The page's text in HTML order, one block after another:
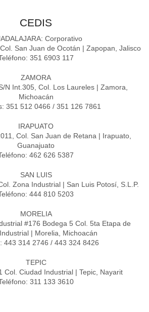
CEDIS
Corporativo
San Juan de Ocotán | Zapopan, Jalisco
351 6903 117
ZAMORA
N Int.305, Col. Los Laureles | Zamora,
Michoacán
351 512 0466 / 351 126 7861
IRAPUATO
Col. San Juan de Retana | Irapuato,
Guanajuato
462 626 5387
SAN LUIS
Zona Industrial | San Luis Potosí, S.L.P.
444 810 5203
MORELIA
#176 Bodega 5 Col. 5ta Etapa de
| Morelia, Michoacán
443 314 2746 / 443 324 8426
TEPIC
Col. Ciudad Industrial | Tepic, Nayarit
311 133 3610